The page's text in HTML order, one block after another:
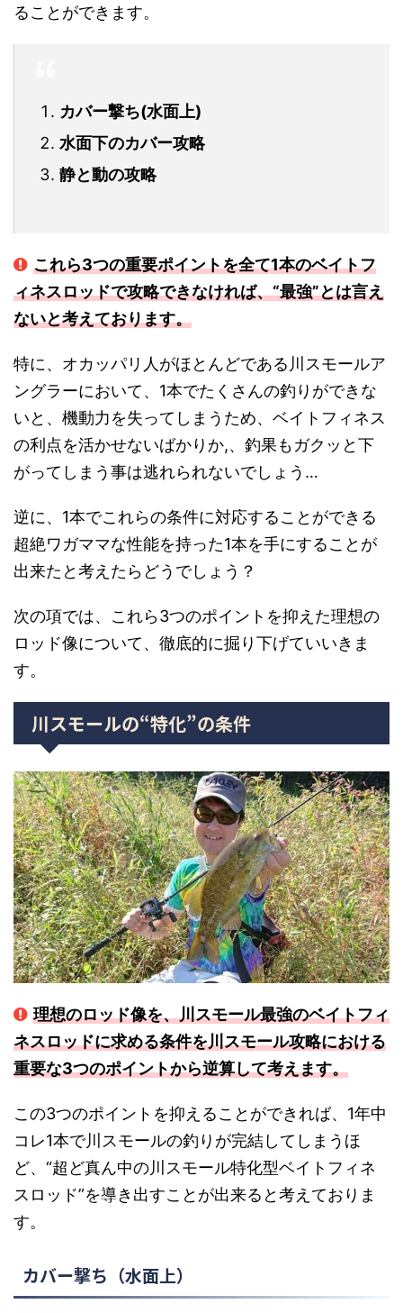
ることができます。
カバー撃ち(水面上)
水面下のカバー攻略
静と動の攻略
これら3つの重要ポイントを全て1本のベイトフ
ィネスロッドで攻略できなければ、“最強”とは言え
ないと考えております。
特に、オカッパリ人がほとんどである川スモールア
ングラーにおいて、1本でたくさんの釣りができな
いと、機動力を失ってしまうため、ベイトフィネス
の利点を活かせないばかりか,、釣果もガクッと下
がってしまう事は逃れられないでしょう…
逆に、1本でこれらの条件に対応することができる
超絶ワガママな性能を持った1本を手にすることが
出来たと考えたらどうでしょう？
次の項では、これら3つのポイントを抑えた理想の
ロッド像について、徹底的に掘り下げていいきま
す。
川スモールの“特化”の条件
理想のロッド像を、川スモール最強のベイトフィ
ネスロッドに求める条件を川スモール攻略における
重要な3つのポイントから逆算して考えます。
この3つのポイントを抑えることができれば、1年中
コレ1本で川スモールの釣りが完結してしまうほ
ど、“超ど真ん中の川スモール特化型ベイトフィネ
スロッド”を導き出すことが出来ると考えておりま
す。
カバー撃ち（水面上）